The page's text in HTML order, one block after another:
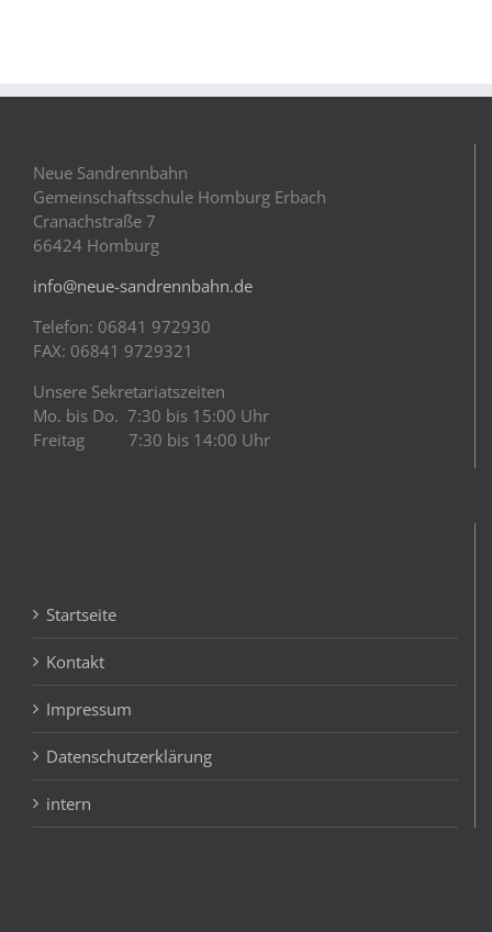
Neue Sandrennbahn
Gemeinschaftsschule Homburg Erbach
Cranachstraße 7
66424 Homburg
info@neue-sandrennbahn.de
Telefon: 06841 972930
FAX: 06841 9729321
Unsere Sekretariatszeiten
Mo. bis Do. 7:30 bis 15:00 Uhr
Freitag 7:30 bis 14:00 Uhr
Startseite
Kontakt
Impressum
Datenschutzerklärung
intern